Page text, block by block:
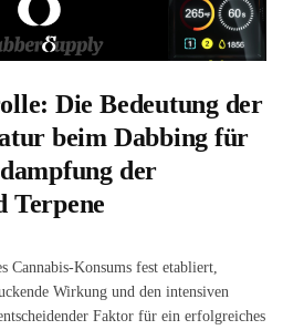
Die Bedeutung der
beim Dabbing für
der
Terpene
Cannabis-Konsums fest etabliert,
Wirkung und den intensiven
Faktor für ein erfolgreiches